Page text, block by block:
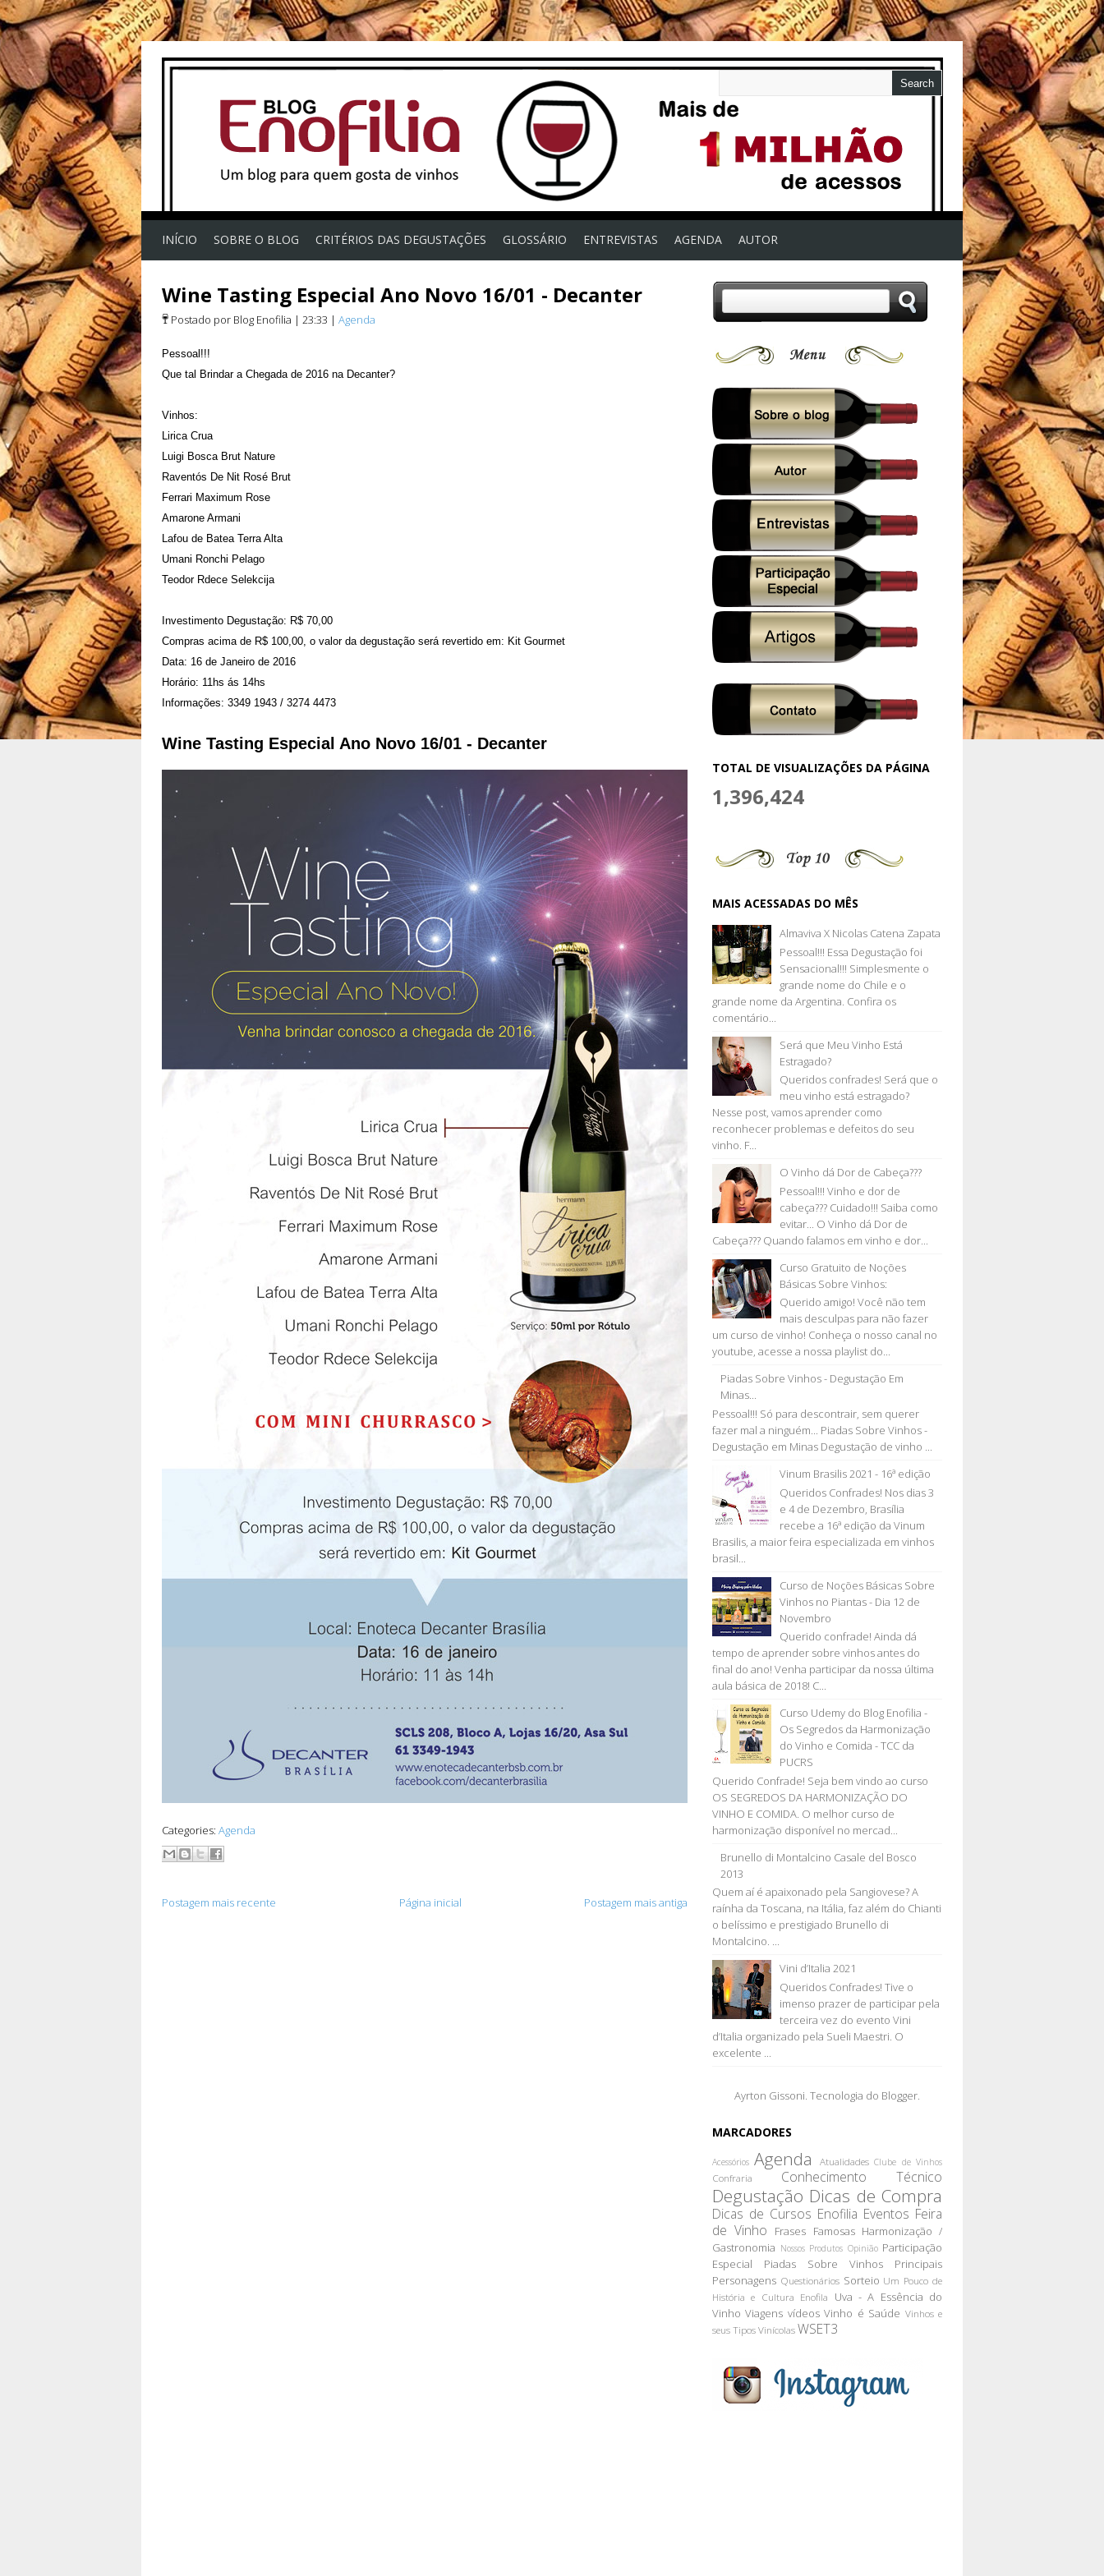
INÍCIO SOBRE O BLOG CRITÉRIOS DAS DEGUSTAÇÕES GLOSSÁRIO ENTREVISTAS AGENDA AUTOR
Wine Tasting Especial Ano Novo 16/01 - Decanter
Postado por Blog Enofilia | 23:33 | Agenda
Pessoal!!!
Que tal Brindar a Chegada de 2016 na Decanter?
Vinhos:
Lirica Crua
Luigi Bosca Brut Nature
Raventós De Nit Rosé Brut
Ferrari Maximum Rose
Amarone Armani
Lafou de Batea Terra Alta
Umani Ronchi Pelago
Teodor Rdece Selekcija
Investimento Degustação: R$ 70,00
Compras acima de R$ 100,00, o valor da degustação será revertido em: Kit Gourmet
Data: 16 de Janeiro de 2016
Horário: 11hs ás 14hs
Informações: 3349 1943 / 3274 4473
Wine Tasting Especial Ano Novo 16/01 - Decanter
Categories: Agenda
Postagem mais recente Postagem mais antiga
Página inicial
TOTAL DE VISUALIZAÇÕES DA PÁGINA
1,396,424
MAIS ACESSADAS DO MÊS
Almaviva X Nicolas Catena Zapata
Pessoal!!! Essa Degustação foi
Sensacional!!! Simplesmente o
grande nome do Chile e o
grande nome da Argentina. Confira os
comentário...
Será que Meu Vinho Está
Estragado?
Queridos confrades! Será que o
meu vinho está estragado?
Nesse post, vamos aprender como
reconhecer problemas e defeitos do seu
vinho. F...
O Vinho dá Dor de Cabeça???
Pessoal!!! Vinho e dor de
cabeça??? Cuidado!!! Saiba como
evitar... O Vinho dá Dor de
Cabeça??? Quando falamos em vinho e dor...
Curso Gratuito de Noções
Básicas Sobre Vinhos:
Querido amigo! Você não tem
mais desculpas para não fazer
um curso de vinho! Conheça o nosso canal no
youtube, acesse a nossa playlist do...
Piadas Sobre Vinhos - Degustação Em
Minas...
Pessoal!!! Só para descontrair, sem querer
fazer mal a ninguém... Piadas Sobre Vinhos -
Degustação em Minas Degustação de vinho ...
Vinum Brasilis 2021 - 16ª edição
Queridos Confrades! Nos dias 3
e 4 de Dezembro, Brasília
recebe a 16ª edição da Vinum
Brasilis, a maior feira especializada em vinhos
brasil...
Curso de Noções Básicas Sobre
Vinhos no Piantas - Dia 12 de
Novembro
Querido confrade! Ainda dá
tempo de aprender sobre vinhos antes do
final do ano! Venha participar da nossa última
aula básica de 2018! C...
Curso Udemy do Blog Enofilia -
Os Segredos da Harmonização
do Vinho e Comida - TCC da
PUCRS
Querido Confrade! Seja bem vindo ao curso
OS SEGREDOS DA HARMONIZAÇÃO DO
VINHO E COMIDA. O melhor curso de
harmonização disponível no mercad...
Brunello di Montalcino Casale del Bosco
2013
Quem aí é apaixonado pela Sangiovese? A
raínha da Toscana, na Itália, faz além do Chianti
o belíssimo e prestigiado Brunello di
Montalcino. ...
Vini d’Italia 2021
Queridos Confrades! Tive o
imenso prazer de participar pela
terceira vez do evento Vini
d’Italia organizado pela Sueli Maestri. O
excelente ...
Ayrton Gissoni. Tecnologia do Blogger.
MARCADORES
Acessórios Agenda Atualidades Clube de Vinhos
Confraria Conhecimento Técnico
Degustação Dicas de Compra
Dicas de Cursos Enofilia Eventos Feira
de Vinho
Frases Famosas Harmonização /
Gastronomia Nossos Produtos Opinião Participação
Especial
Piadas Sobre Vinhos
Principais
Personagens Questionários Sorteio Um Pouco de
História e Cultura Enofila
Uva - A Essência do
Vinho Viagens vídeos Vinho é Saúde Vinhos e
seus TiposVinícolasWSET3